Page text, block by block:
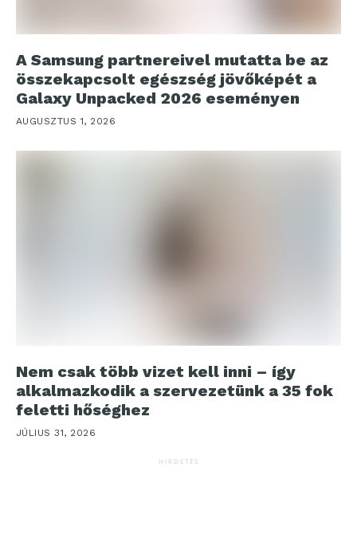
A Samsung partnereivel mutatta be az
összekapcsolt egészség jövőképét a
Galaxy Unpacked 2026 eseményen
AUGUSZTUS 1, 2026
Nem csak több vizet kell inni – így
alkalmazkodik a szervezetünk a 35 fok
feletti hőséghez
JÚLIUS 31, 2026
HIRDETÉS